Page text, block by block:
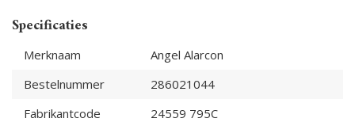
Specificaties
Merknaam
Angel Alarcon
Bestelnummer
286021044
Fabrikantcode
24559 795C